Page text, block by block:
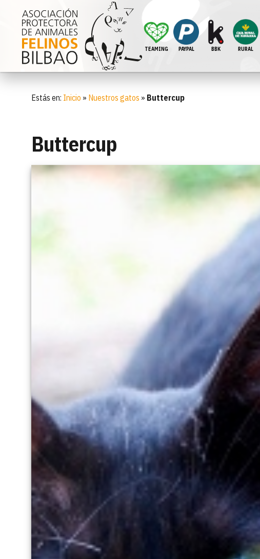
TEAMING PAYPAL BBK RURAL
Estás en: Inicio » Nuestros gatos » Buttercup
Buttercup